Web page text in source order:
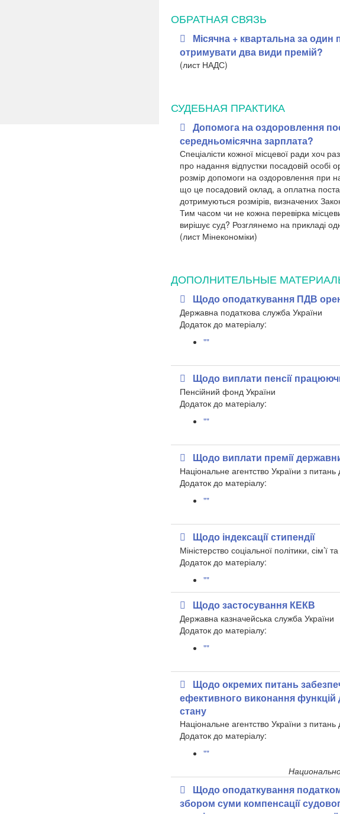
ОБРАТНАЯ СВЯЗЬ
Місячна + квартальна за
отримувати два види премій?
(лист НАДС)
СУДЕБНАЯ ПРАКТИКА
Допомога на оздоровлення
середньомісячна зарплата?
Спеціалісти кожної місцевої ради хоч
про надання відпустки посадовій
розмір допомоги на оздоровлення при
що це посадовий оклад, а оплатна
дотримуються розмірів, визначених
Тим часом чи не кожна перевірка
вирішує суд? Розглянемо на прикладі
(лист Мінекономіки)
ДОПОЛНИТЕЛЬНЫЕ
Щодо оподаткування ПДВ
Державна податкова служба України
​Додаток до матеріалу:
""
Щодо виплати пенсії
Пенсійний фонд України
​Додаток до матеріалу:
""
Щодо виплати премії
Національне агентство України з
Додаток до матеріалу:
""
Щодо індексації стипендії
Міністерство соціальної політики, сім’ї
​Додаток до матеріалу:
""
Щодо застосування КЕКВ
Державна казначейська служба України
​Додаток до матеріалу:
""
Щодо окремих питань
ефективного виконання
стану
Національне агентство України з
Додаток до матеріалу:
""
Щодо оподаткування
збором суми компенсації